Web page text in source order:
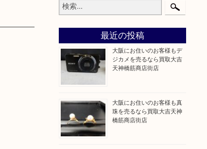
最近の投稿
大阪にお住いのお客様もデ
ジカメを売るなら買取大吉
天神橋筋商店街店
大阪にお住いのお客様も真
珠を売るなら買取大吉天神
橋筋商店街店